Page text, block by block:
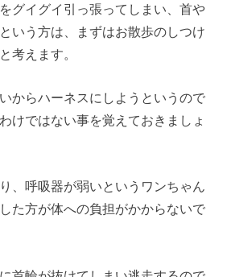
グイグイ引っ張ってしまい、首や
いう方は、まずはお散歩のしつけ
考えます。
からハーネスにしようというので
けではない事を覚えておきましょ
、呼吸器が弱いというワンちゃん
た方が体への負担がかからないで